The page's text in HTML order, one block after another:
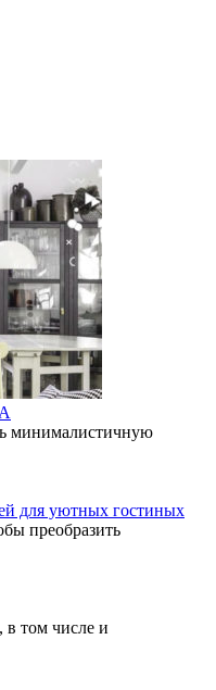
минималистичную
для уютных гостиных
преобразить
в том числе и